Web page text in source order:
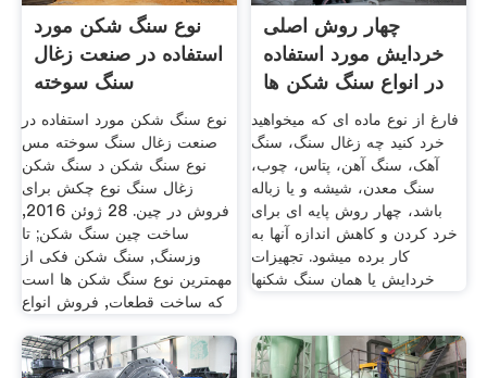
نوع سنگ شکن مورد
استفاده در صنعت زغال
سنگ سوخته
نوع سنگ شکن مورد استفاده در
صنعت زغال سنگ سوخته مس
نوع سنگ شکن د سنگ شکن
زغال سنگ نوع چکش برای
فروش در چین. 28 ژوئن 2016,
ساخت چین سنگ شکن; تا
وزسنگ, سنگ شکن فکی از
مهمترین نوع سنگ شکن ها است
که ساخت قطعات, فروش انواع
چهار روش اصلی
خردایش مورد استفاده
در انواع سنگ شکن ها
فارغ از نوع ماده ای که میخواهید
خرد کنید چه زغال سنگ، سنگ
آهک، سنگ آهن، پتاس، چوب،
سنگ معدن، شیشه و یا زباله
باشد، چهار روش پایه ای برای
خرد کردن و کاهش اندازه آنها به
کار برده میشود. تجهیزات
خردایش یا همان سنگ شکنها